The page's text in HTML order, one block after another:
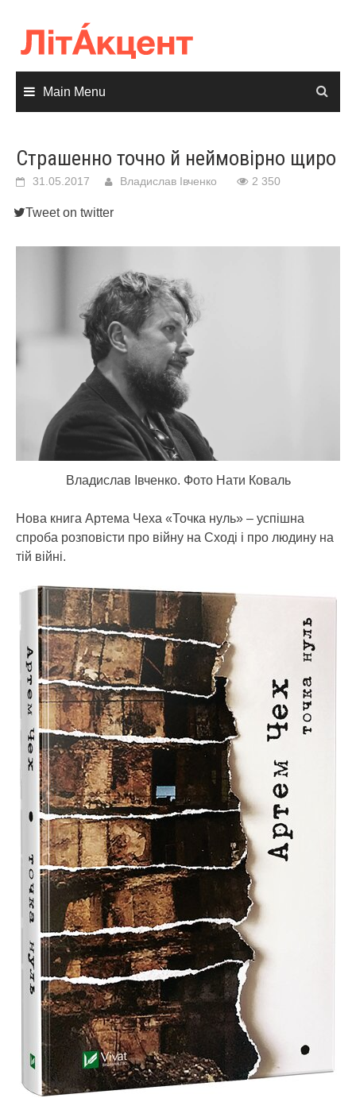
content
Main Menu
Страшенно точно й неймовірно щиро
31.05.2017 Владислав Івченко 2 350
Tweet on twitter
Владислав Івченко. Фото Нати Коваль
Нова книга Артема Чеха «Точка нуль» – успішна
спроба розповісти про війну на Сході і про людину на
тій війні.